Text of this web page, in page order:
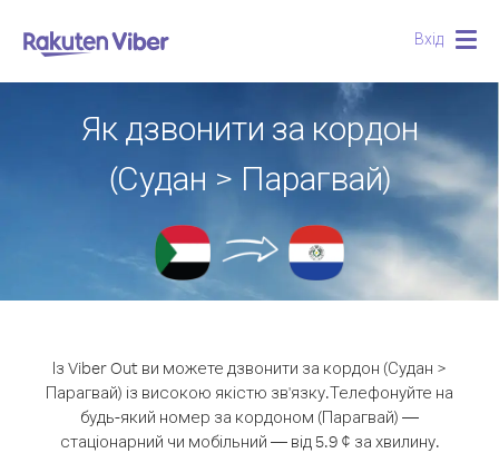
Вхід
Як дзвонити за кордон
(Судан > Парагвай)
Із Viber Out ви можете дзвонити за кордон (Судан >
Парагвай) із високою якістю зв'язку.Телефонуйте на
будь-який номер за кордоном (Парагвай) —
стаціонарний чи мобільний — від 5.9 ¢ за хвилину.